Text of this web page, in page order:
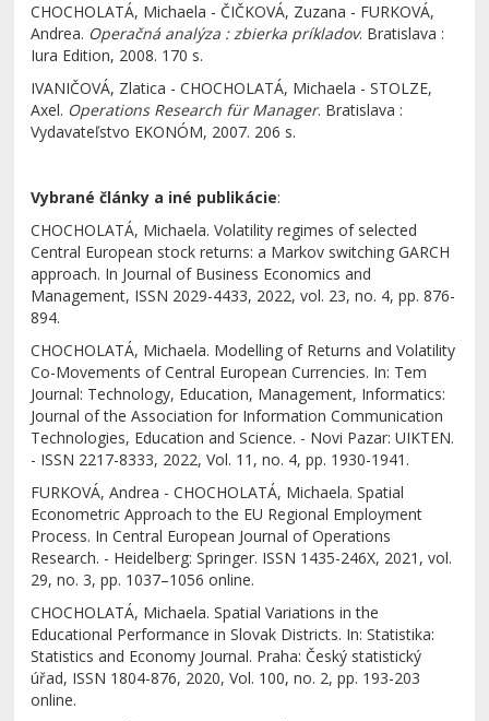
CHOCHOLATÁ, Michaela - ČIČKOVÁ, Zuzana - FURKOVÁ,
Andrea. Operačná analýza : zbierka príkladov. Bratislava :
Iura Edition, 2008. 170 s.
IVANIČOVÁ, Zlatica - CHOCHOLATÁ, Michaela - STOLZE,
Axel. Operations Research für Manager. Bratislava :
Vydavateľstvo EKONÓM, 2007. 206 s.
Vybrané články a iné publikácie:
CHOCHOLATÁ, Michaela. Volatility regimes of selected
Central European stock returns: a Markov switching GARCH
approach. In Journal of Business Economics and
Management, ISSN 2029-4433, 2022, vol. 23, no. 4, pp. 876-
894.
CHOCHOLATÁ, Michaela. Modelling of Returns and Volatility
Co-Movements of Central European Currencies. In: Tem
Journal: Technology, Education, Management, Informatics:
Journal of the Association for Information Communication
Technologies, Education and Science. - Novi Pazar: UIKTEN.
- ISSN 2217-8333, 2022, Vol. 11, no. 4, pp. 1930-1941.
FURKOVÁ, Andrea - CHOCHOLATÁ, Michaela. Spatial
Econometric Approach to the EU Regional Employment
Process. In Central European Journal of Operations
Research. - Heidelberg: Springer. ISSN 1435-246X, 2021, vol.
29, no. 3, pp. 1037–1056 online.
CHOCHOLATÁ, Michaela. Spatial Variations in the
Educational Performance in Slovak Districts. In: Statistika:
Statistics and Economy Journal. Praha: Český statistický
úřad, ISSN 1804-876, 2020, Vol. 100, no. 2, pp. 193-203
online.